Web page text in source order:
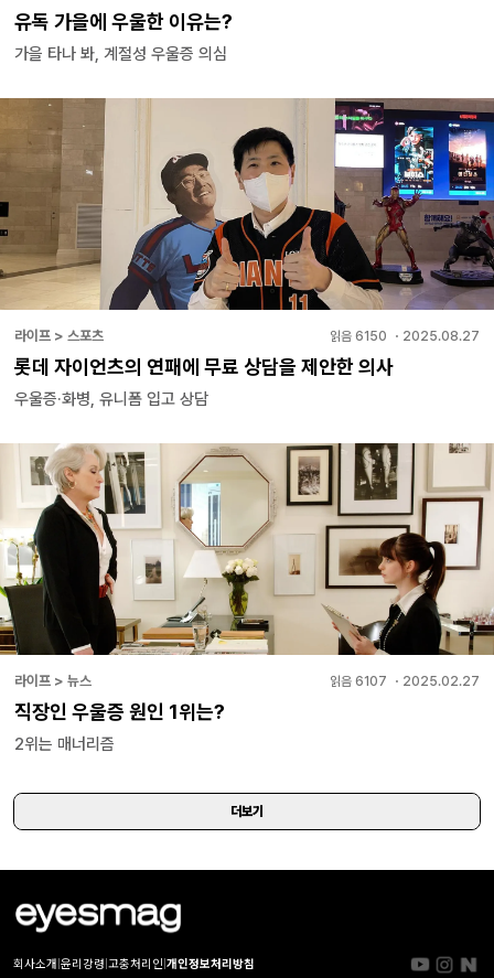
유독 가을에 우울한 이유는?
가을 타나 봐, 계절성 우울증 의심
라이프 > 스포츠 읽음 6150 ・ 2025.08.27
롯데 자이언츠의 연패에 무료 상담을 제안한 의사
우울증·화병, 유니폼 입고 상담
라이프 > 뉴스 읽음 6107 ・ 2025.02.27
직장인 우울증 원인 1위는?
2위는 매너리즘
더보기
회사소개 윤리강령 고충처리인 개인정보처리방침